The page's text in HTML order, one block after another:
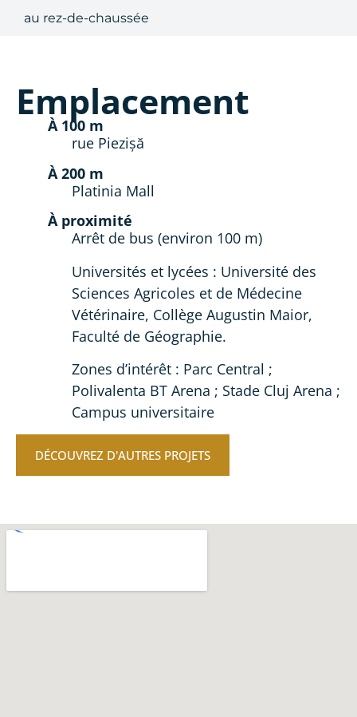
au rez-de-chaussée
Emplacement
À 100 m
rue Piezișă
À 200 m
Platinia Mall
À proximité
Arrêt de bus (environ 100 m)
Universités et lycées : Université des
Sciences Agricoles et de Médecine
Vétérinaire, Collège Augustin Maior,
Faculté de Géographie.
Zones d’intérêt : Parc Central ;
Polivalenta BT Arena ; Stade Cluj Arena ;
Campus universitaire
DÉCOUVREZ D'AUTRES PROJETS